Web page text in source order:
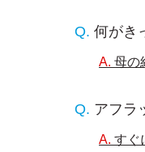
何がき
母の
アフラ
すぐ